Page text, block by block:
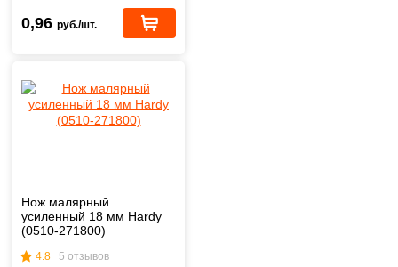
0,96 руб./шт.
Нож малярный
усиленный 18 мм Hardy
(0510-271800)
4.8 5 отзывов